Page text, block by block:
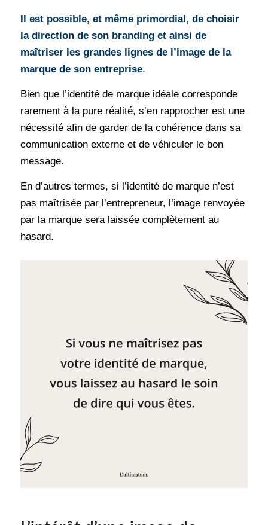
Il est possible, et même primordial, de choisir
la direction de son branding et ainsi de
maîtriser les grandes lignes de l’image de la
marque de son entreprise.
Bien que l’identité de marque idéale corresponde
rarement à la pure réalité, s’en rapprocher est une
nécessité afin de garder de la cohérence dans sa
communication externe et de véhiculer le bon
message.
En d’autres termes, si l’identité de marque n’est
pas maîtrisée par l’entrepreneur, l’image renvoyée
par la marque sera laissée complètement au
hasard.